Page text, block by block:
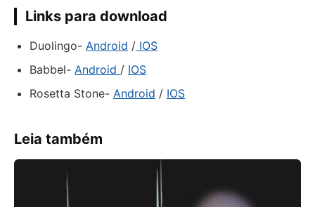
Links para download
Duolingo- Android / IOS
Babbel- Android / IOS
Rosetta Stone- Android / IOS
Leia também